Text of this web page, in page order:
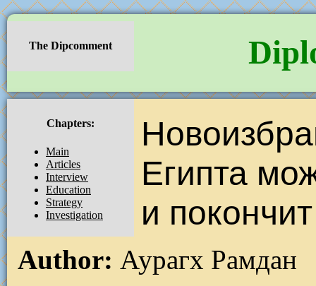
The Dipcomment
Chapters:
Main
Articles
Interview
Education
Strategy
Investigation
Египта
и
Author: Аурагх Рамдан